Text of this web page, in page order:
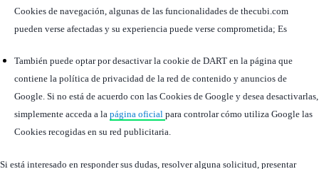
Cookies de navegación, algunas de las funcionalidades de thecubi.com
pueden verse afectadas y su experiencia puede verse comprometida; Es
También puede optar por desactivar la cookie de DART en la página que
contiene la política de privacidad de la red de contenido y anuncios de
Google. Si no está de acuerdo con las Cookies de Google y desea desactivarlas,
simplemente acceda a lapágina oficialpara controlar cómo utiliza Google las
Cookies recogidas en su red publicitaria.
Si está interesado en responder sus dudas, resolver alguna solicitud, presentar